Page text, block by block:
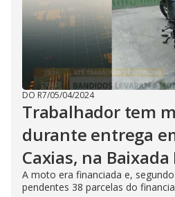
DO R7/05/04/2024
Trabalhador tem
durante entrega
Caxias, na
A moto era financiada e,
pendentes 38 parcelas do